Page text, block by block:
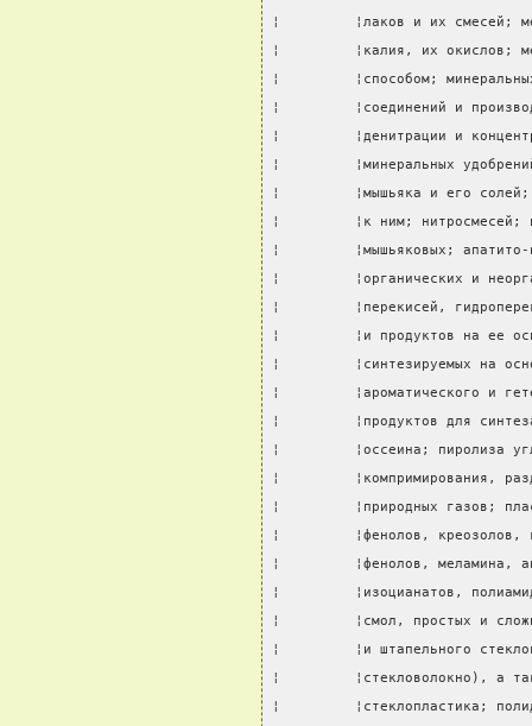
¦         ¦лаков и их смесей;
¦         ¦калия, их окислов;
¦         ¦способом;
¦         ¦соединений и
¦         ¦денитрации и
¦         ¦минеральных
¦         ¦мышьяка и его солей;
¦         ¦к ним; нитросмесей;
¦         ¦мышьяковых;
¦         ¦органических и
¦         ¦перекисей,
¦         ¦и продуктов на ее
¦         ¦синтезируемых на
¦         ¦ароматического и
¦         ¦продуктов для
¦         ¦оссеина; пиролиза
¦         ¦компримирования,
¦         ¦природных газов;
¦         ¦фенолов, креозолов,
¦         ¦фенолов, меламина,
¦         ¦изоцианатов,
¦         ¦смол, простых и
¦         ¦и штапельного
¦         ¦стекловолокно), а
¦         ¦стеклопластика;